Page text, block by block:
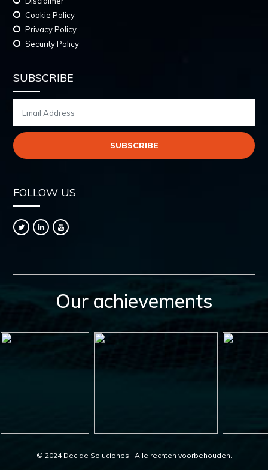
Cookie Policy
Privacy Policy
Security Policy
SUBSCRIBE
FOLLOW US
Our achievements
© 2024 Decide Soluciones | Alle rechten voorbehouden.